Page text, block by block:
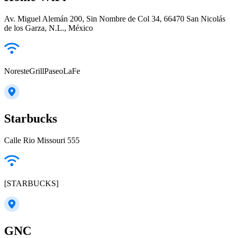
Av. Miguel Alemán 200, Sin Nombre de Col 34, 66470 San Nicolás
de los Garza, N.L., México
NoresteGrillPaseoLaFe
Starbucks
Calle Rio Missouri 555
[STARBUCKS]
GNC